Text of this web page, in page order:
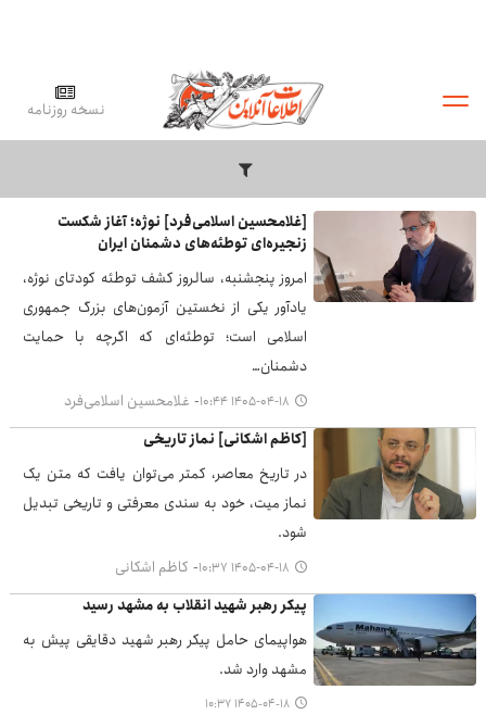
نسخه روزنامه
[غلامحسین اسلامی‌فرد] نوژه؛ آغاز شکست
زنجیره‌ای توطئه‌های دشمنان ایران
امروز پنجشنبه، سالروز کشف توطئه کودتای نوژه،
یادآور یکی از نخستین آزمون‌های بزرگ جمهوری
اسلامی است؛ توطئه‌ای که اگرچه با حمایت
دشمنان…
۱۴۰۵-۰۴-۱۸ ۱۰:۴۴
غلامحسین اسلامی‌فرد
[کاظم اشکانی] نماز تاریخی
در تاریخ معاصر، کمتر می‌توان یافت که متن یک
نماز میت، خود به سندی معرفتی و تاریخی تبدیل
شود.
۱۴۰۵-۰۴-۱۸ ۱۰:۳۷
کاظم اشکانی
پیکر رهبر شهید انقلاب به مشهد رسید
هواپیمای حامل پیکر رهبر شهید دقایقی پیش به
مشهد وارد شد.
۱۴۰۵-۰۴-۱۸ ۱۰:۳۷